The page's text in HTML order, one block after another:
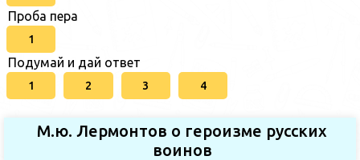
Проба пера
1
Подумай и дай ответ
1 2 3 4
М.ю. Лермонтов о героизме русских
воинов